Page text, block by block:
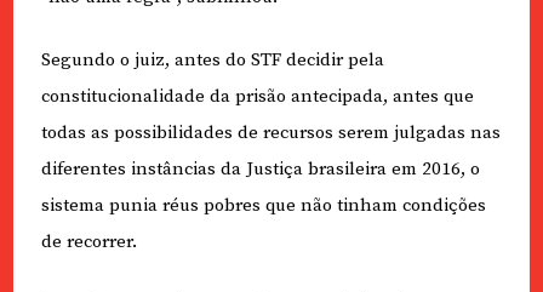
Segundo o juiz, antes do STF decidir pela
constitucionalidade da prisão antecipada, antes que
todas as possibilidades de recursos serem julgadas nas
diferentes instâncias da Justiça brasileira em 2016, o
sistema punia réus pobres que não tinham condições
de recorrer.